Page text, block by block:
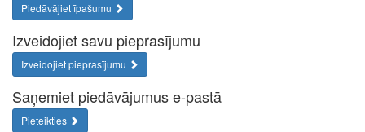
Piedāvājiet īpašumu
Izveidojiet savu pieprasījumu
Izveidojiet pieprasījumu
Saņemiet piedāvājumus e-pastā
Pieteikties